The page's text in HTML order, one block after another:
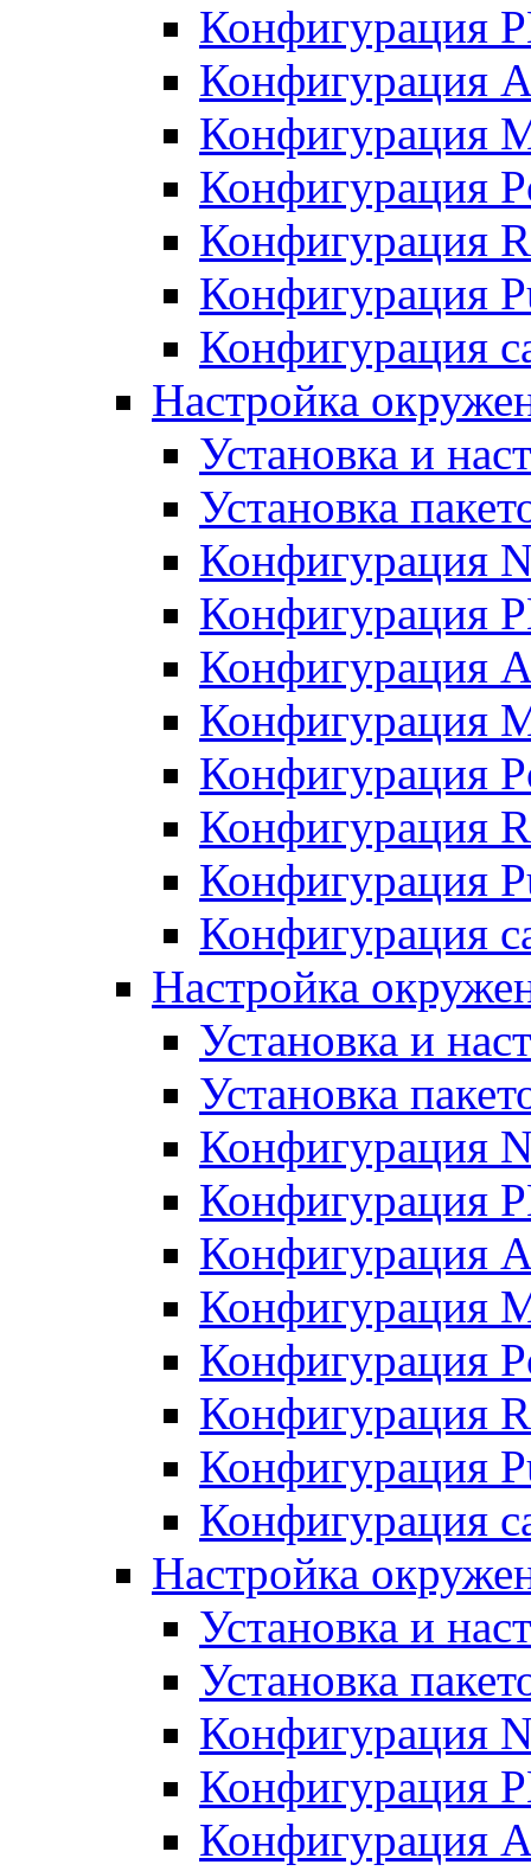
Конфигурация
Конфигурация
Конфигурация
Конфигурация
Конфигурация
Конфигурация
Конфигурация
Настройка
Установка и
Установка
Конфигурация
Конфигурация
Конфигурация
Конфигурация
Конфигурация
Конфигурация
Конфигурация
Конфигурация
Настройка
Установка и
Установка
Конфигурация
Конфигурация
Конфигурация
Конфигурация
Конфигурация
Конфигурация
Конфигурация
Конфигурация
Настройка
Установка и
Установка
Конфигурация
Конфигурация
Конфигурация